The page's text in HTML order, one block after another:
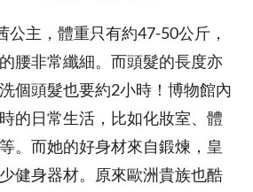
公主，體重只有約47-50公斤，
腰非常纖細。而頭髮的長度亦
個頭髮也要約2小時！博物館內
的日常生活，比如化妝室、體
。而她的好身材來自鍛煉，皇
健身器材。原來歐洲貴族也酷